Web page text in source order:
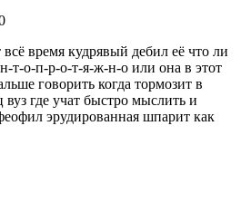
всё время кудрявый дебил её что ли
т-о-п-р-о-т-я-ж-н-о или она в этот
говорить когда тормозит в
вуз где учат быстро мыслить и
эрудированная шпарит как